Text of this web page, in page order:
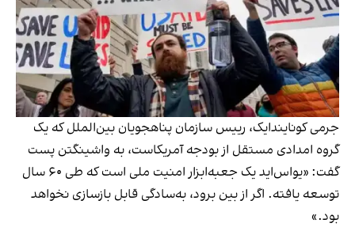
جرمی کونایندایک، رییس سازمان پناهجویان بین‌الملل که یک
گروه امدادی مستقل از بودجه آمریکاست، به واشینگتن پست
گفت: «یواس‌اید یک جعبه‌ابزار امنیت ملی است که طی ۶۰ سال
توسعه یافته. اگر از بین برود، به‌سادگی قابل بازسازی نخواهد
بود.»